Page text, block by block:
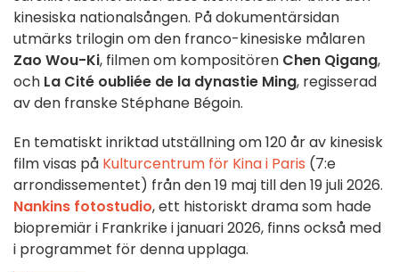
kinesiska nationalsången. På dokumentärsidan
utmärks trilogin om den franco-kinesiske målaren
Zao Wou-Ki, filmen om kompositören Chen Qigang,
och La Cité oubliée de la dynastie Ming, regisserad
av den franske Stéphane Bégoin.
En tematiskt inriktad utställning om 120 år av kinesisk
film visas på Kulturcentrum för Kina i Paris (7:e
arrondissementet) från den 19 maj till den 19 juli 2026.
Nankins fotostudio, ett historiskt drama som hade
biopremiär i Frankrike i januari 2026, finns också med
i programmet för denna upplaga.